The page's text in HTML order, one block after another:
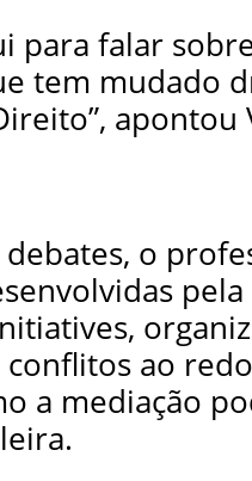
para falar
tem mudado
apontou
o
ao
a mediação